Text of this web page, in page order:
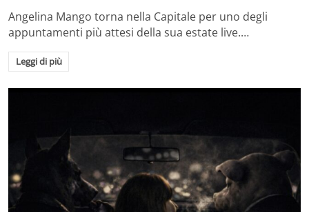
Angelina Mango torna nella Capitale per uno degli
appuntamenti più attesi della sua estate live.…
Leggi di più